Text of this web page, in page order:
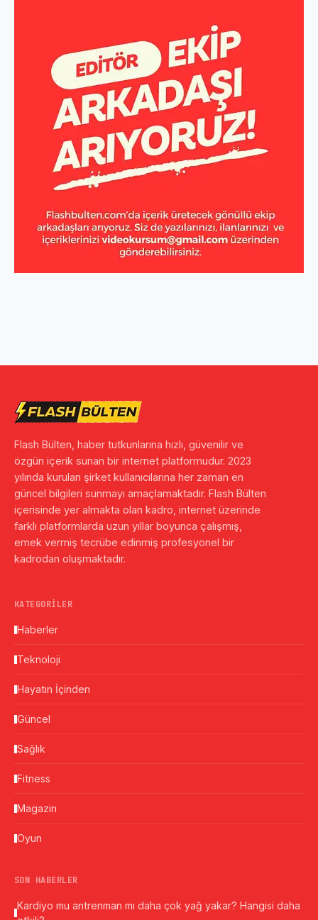
Flash Bülten, haber tutkunlarına hızlı, güvenilir ve
özgün içerik sunan bir internet platformudur. 2023
yılında kurulan şirket kullanıcılarına her zaman en
güncel bilgileri sunmayı amaçlamaktadır. Flash Bülten
içerisinde yer almakta olan kadro, internet üzerinde
farklı platformlarda uzun yıllar boyunca çalışmış,
emek vermiş tecrübe edinmiş profesyonel bir
kadrodan oluşmaktadır.
KATEGORILER
Haberler
Teknoloji
Hayatın İçinden
Güncel
Sağlık
Fitness
Magazin
Oyun
SON HABERLER
Kardiyo mu antrenman mı daha çok yağ yakar? Hangisi daha